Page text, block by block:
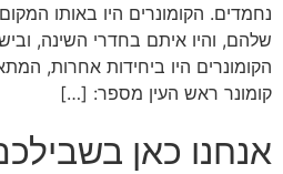
נחמדים. הקומונרים היו באותו
שלהם, והיו איתם בחדרי השינה,
הקומונרים היו ביחידות אחרות,
קומונר ראש העין מספר: […]
אנחנו כאן